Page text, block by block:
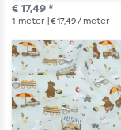
€ 17,49 *
1 meter | € 17,49 / meter